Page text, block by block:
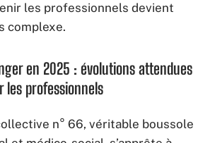
les professionnels devient
complexe.
en 2025 : évolutions attendues
les professionnels
n° 66, véritable boussole